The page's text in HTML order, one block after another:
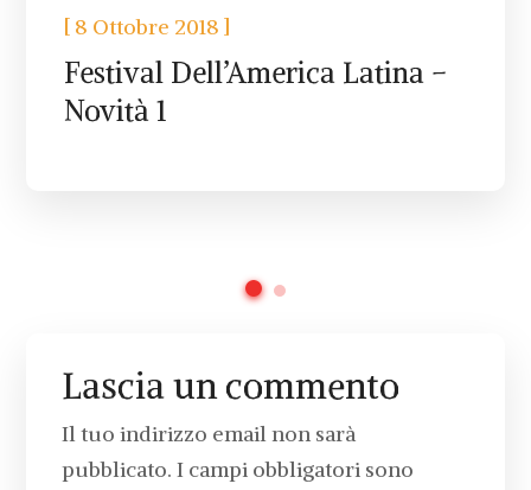
[ 8 Ottobre 2018 ]
Festival Dell’America Latina –
Novità 1
Lascia un commento
Il tuo indirizzo email non sarà
pubblicato. I campi obbligatori sono